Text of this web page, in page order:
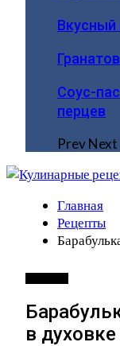
Соус-
перцев
PrevNext
Главная
Рецепты
в духовке